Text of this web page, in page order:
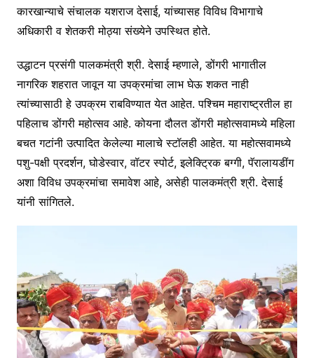
कारखान्याचे संचालक यशराज देसाई, यांच्यासह विविध विभागाचे
अधिकारी व शेतकरी मोठ्या संख्येने उपस्थित होते.
उद्धाटन प्रसंगी पालकमंत्री श्री. देसाई म्हणाले, डोंगरी भागातील
नागरिक शहरात जावून या उपक्रमांचा लाभ घेऊ शकत नाही
त्यांच्यासाठी हे उपक्रम राबविण्यात येत आहेत. पश्चिम महाराष्ट्रतील हा
पहिलाच डोंगरी महोत्सव आहे. कोयना दौलत डोंगरी महोत्सवामध्ये महिला
बचत गटांनी उत्पादित केलेल्या मालाचे स्टॉलही आहेत. या महोत्सवामध्ये
पशु-पक्षी प्रदर्शन, घोडेस्वार, वॉटर स्पोर्ट, इलेक्ट्रिक बग्गी, पॅरालायडींग
अशा विविध उपक्रमांचा समावेश आहे, असेही पालकमंत्री श्री. देसाई
यांनी सांगितले.